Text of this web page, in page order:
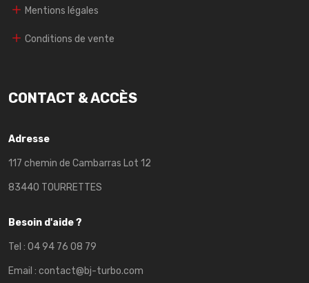
Mentions légales
Conditions de vente
CONTACT & ACCÈS
Adresse
117 chemin de Cambarras Lot 12
83440 TOURRETTES
Besoin d'aide ?
Tel : 04 94 76 08 79
Email : contact@bj-turbo.com